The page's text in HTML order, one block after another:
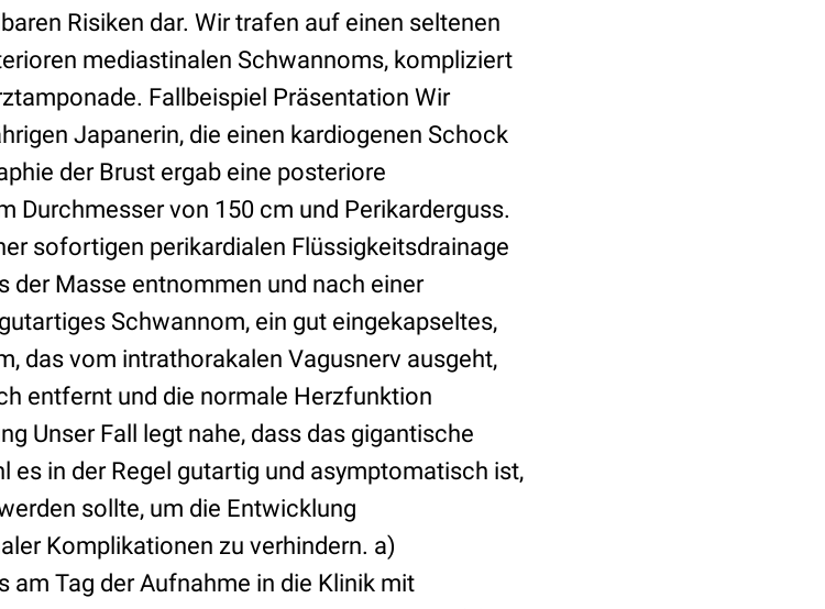
Risiken dar. Wir trafen auf einen seltenen
mediastinalen Schwannoms, kompliziert
Fallbeispiel Präsentation Wir
Japanerin, die einen kardiogenen Schock
der Brust ergab eine posteriore
Durchmesser von 150 cm und Perikarderguss.
sofortigen perikardialen Flüssigkeitsdrainage
der Masse entnommen und nach einer
Schwannom, ein gut eingekapseltes,
das vom intrathorakalen Vagusnerv ausgeht,
entfernt und die normale Herzfunktion
Unser Fall legt nahe, dass das gigantische
es in der Regel gutartig und asymptomatisch ist,
sollte, um die Entwicklung
Komplikationen zu verhindern. a)
am Tag der Aufnahme in die Klinik mit